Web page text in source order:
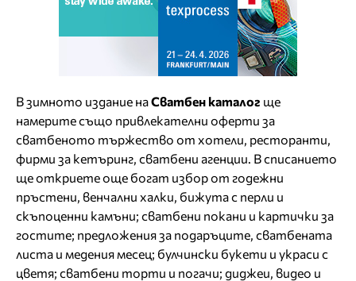
Взимното издание наСватбен каталог ще
намерите също привлекателни оферти за
сватбеното тържество от хотели, ресторанти,
фирми за кетъринг, сватбени агенции. В списанието
ще откриете още богат избор от годежни
пръстени, венчални халки, бижута с перли и
скъпоценни камъни; сватбени покани и картички за
гостите; предложения за подаръците, сватбената
листа и медения месец; булчински букети и украси с
цветя; сватбени торти и погачи; диджеи, видео и